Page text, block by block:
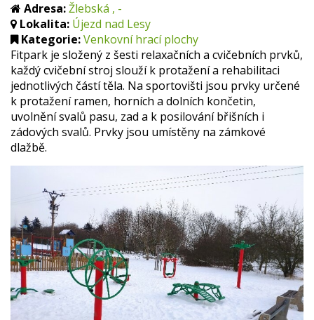
Adresa:Žlebská , -
Lokalita: Újezd nad Lesy
Kategorie:Venkovní hrací plochy
Fitpark je složený z šesti relaxačních a cvičebních prvků,
každý cvičební stroj slouží k protažení a rehabilitaci
jednotlivých částí těla. Na sportovišti jsou prvky určené
k protažení ramen, horních a dolních končetin,
uvolnění svalů pasu, zad a k posilování břišních i
zádových svalů. Prvky jsou umístěny na zámkové
dlažbě.